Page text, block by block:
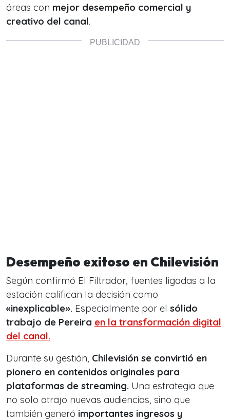
áreas con mejor desempeño comercial y
creativo del canal.
Desempeño exitoso en Chilevisión
Según confirmó El Filtrador, fuentes ligadas a la
estación califican la decisión como
«inexplicable». Especialmente por el sólido
trabajo de Pereira en la transformación digital
del canal.
Durante su gestión, Chilevisión se convirtió en
pionero en contenidos originales para
plataformas de streaming. Una estrategia que
no solo atrajo nuevas audiencias, sino que
también generó importantes ingresos y